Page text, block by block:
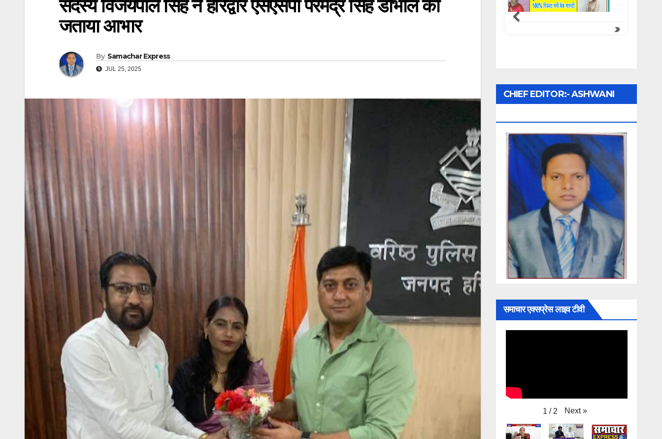
सदस्य विजयपाल सिंह ने हरिद्वार एसएसपी परमेंद्र सिंह डोभाल का
जताया आभार
By Samachar Express
JUL 25, 2025
CHIEF EDITOR:- ASHWANI
UPADHYAY
समाचार एक्सप्रेस लाइव टीवी